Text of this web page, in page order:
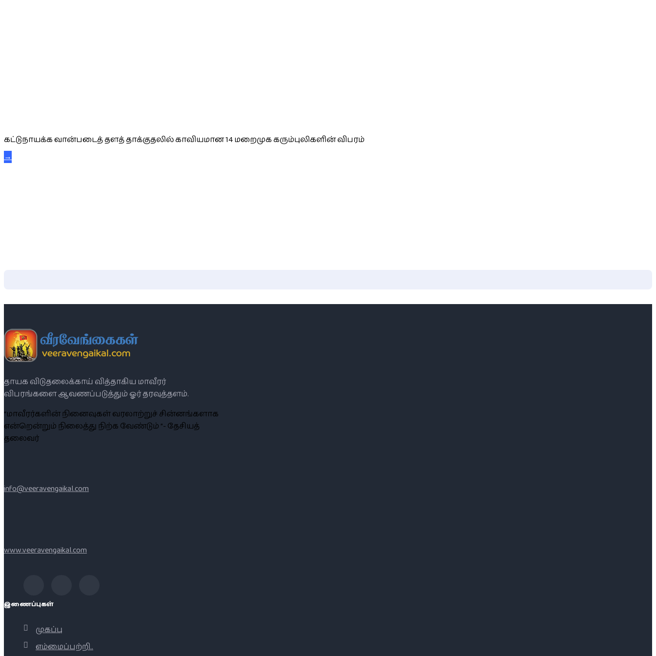
கட்டுநாயக்க வான்படைத் தளத் தாக்குதலில் காவியமான 14 மறைமுக கரும்புலிகளின் விபரம்
→
தாயக விடுதலைக்காய் வித்தாகிய மாவீரர்
விபரங்களை ஆவணப்படுத்தும் ஓர் தரவுத்தளம்.
“மாவீரர்களின் நினைவுகள் வரலாற்றுச் சின்னங்களாக
என்றென்றும் நிலைத்து நிற்க வேண்டும் ”- தேசியத்
தலைவர்
info@veeravengaikal.com
www.veeravengaikal.com
இணைப்புகள்
முகப்பு
எம்மைப்பற்றி..